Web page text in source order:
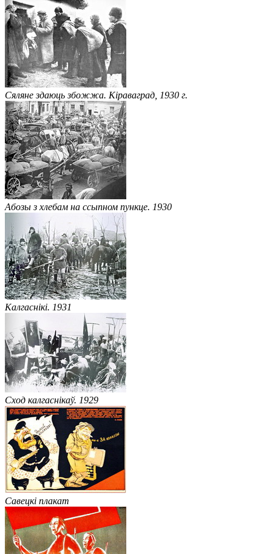
Сяляне здаюць збожжа. Кіраваград, 1930 г.
Абозы з хлебам на ссыпном пункце. 1930
Калгаснікі. 1931
Сход калгаснікаў. 1929
Савецкі плакат